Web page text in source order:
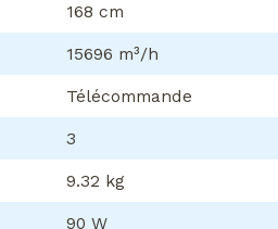
168 cm
15696 m³/h
Télécommande
3
9.32 kg
90 W